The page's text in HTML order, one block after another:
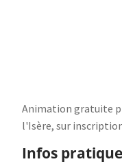
Animation gratuite
l'Isère, sur
Infos